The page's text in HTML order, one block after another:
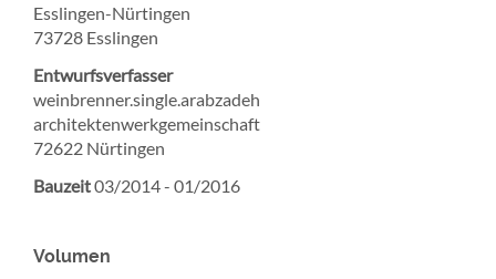
Esslingen-Nürtingen
73728 Esslingen
Entwurfsverfasser
weinbrenner.single.arabzadeh
architektenwerkgemeinschaft
72622 Nürtingen
Bauzeit03/2014 - 01/2016
Volumen